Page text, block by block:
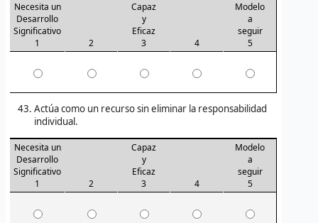
Necesita un
Desarrollo
Significativo
1
2
Capaz
y
Eficaz
3
4
Modelo
a
seguir
5
Actúa como un recurso sin eliminar la responsabilidad
individual.
Necesita un
Desarrollo
Significativo
1
2
Capaz
y
Eficaz
3
4
Modelo
a
seguir
5